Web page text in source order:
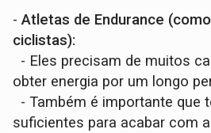
- Atletas de Endurance
ciclistas):
- Eles precisam de muitos
obter energia por um longo
- Também é importante que
suficientes para acabar com